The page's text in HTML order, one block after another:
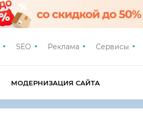
SEO Реклама Сервисы
МОДЕРНИЗАЦИЯ САЙТА